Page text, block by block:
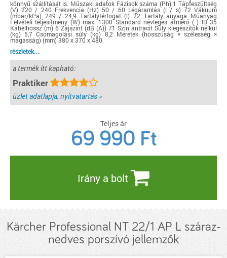
könnyű szállítását is. Műszaki adatok Fázisok száma (Ph) 1 Tápfeszültség
(V) 220 / 240 Frekvencia (Hz) 50 / 60 Légáramlás (l / s) 72 Vákuum
(mbar/kPa) 249 / 24,9 Tartálytérfogat (l) 22 Tartály anyaga Műanyag
Felvételi teljesítmény (W) max. 1300 Standard névleges átmérő ( ) ID 35
Kábelhossz (m) 6 Zajszint (dB (A)) 71 Szín antracit Súly kiegészítők nélkül
(kg) 5,7 Csomagolási súly (kg) 8,2 Méretek (hosszúság × szélesség ×
magasság) (mm) 380 x 370 x 480
részletek...
a termék itt kapható:
Praktiker
üzlet adatlapja, nyitvatartás »
Teljes ár
69 990 Ft
Irány a bolt
Kärcher Professional NT 22/1 AP L száraz-
nedves porszívó jellemzők